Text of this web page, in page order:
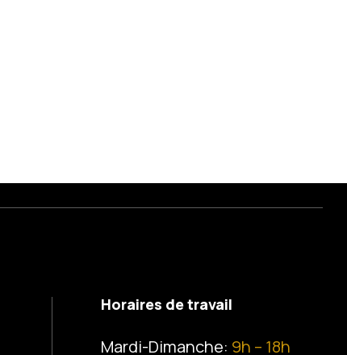
Horaires de travail
Mardi-Dimanche: 9h – 18h